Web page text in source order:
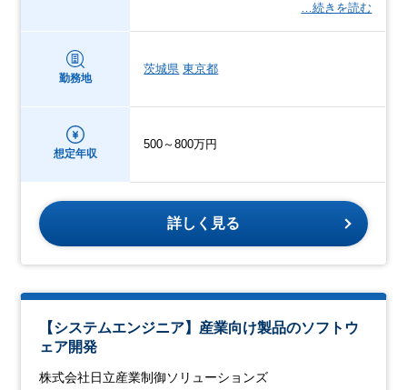
…続きを読む
勤務地
茨城県 東京都
想定年収
500～800万円
詳しく見る
【システムエンジニア】産業向け製品のソフトウ
ェア開発
株式会社日立産業制御ソリューションズ